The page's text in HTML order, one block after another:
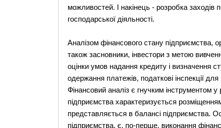
можливостей. І накінець - розробка заходів
господарської діяльності.
Аналізом фінансового стану підприємства,
також засновники, інвестори з метою
оцінки умов надання кредиту і визначення
одержання платежів, податкові інспекції
Фінансовий аналіз є гнучким інструментом
підприємства характеризується
представляється в балансі підприємства.
підприємства, є, по-перше, виконання